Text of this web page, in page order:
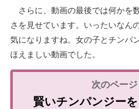
さらに、動画の最後では何かを
さを見せています。いったいなん
気になりますね。女の子とチンパ
ほえましい動画でした。
賢いチンパンジー